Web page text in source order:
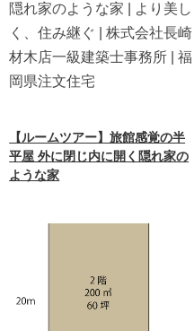
【ルームツアー】旅館感覚の半
平屋 外に閉じ内に開く隠れ家の
ような家